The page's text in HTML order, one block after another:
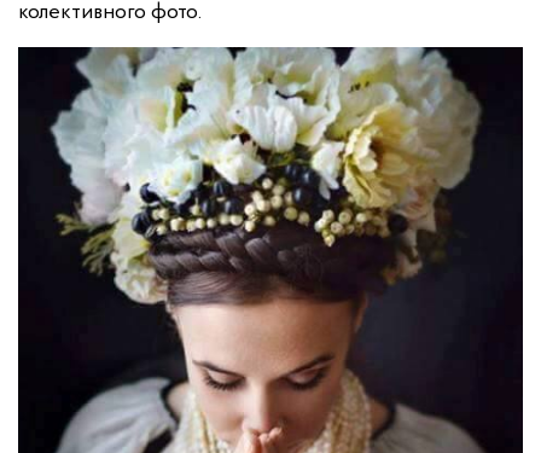
колективного фото.